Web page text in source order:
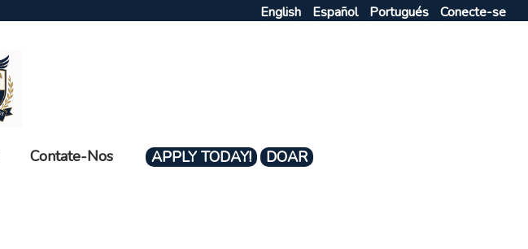
Conecte-se
English Español Portugués
Contate-Nos APPLY TODAY! DOAR